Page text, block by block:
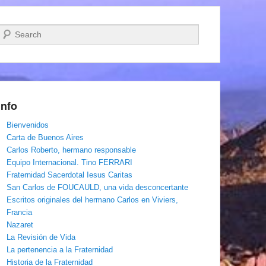
Buscar
Bienvenidos
Carta de Buenos Aires
Carlos Roberto, hermano responsable
Equipo Internacional. Tino FERRARI
Fraternidad Sacerdotal Iesus Caritas
San Carlos de FOUCAULD, una vida desconcertante
Escritos originales del hermano Carlos en Viviers,
Francia
Nazaret
La Revisión de Vida
La pertenencia a la Fraternidad
Historia de la Fraternidad